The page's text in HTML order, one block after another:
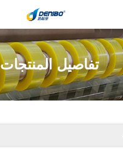
تفاصيل المنتجات